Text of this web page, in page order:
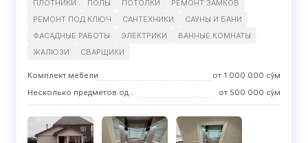
ПЛОТНИКИ ПОЛЫ ПОТОЛКИ
РЕМОНТ ЗАМКОВ
РЕМОНТ ПОД КЛЮЧ
САНТЕХНИКИ
САУНЫ И БАНИ
ФАСАДНЫЕ РАБОТЫ
ЭЛЕКТРИКИ
ВАННЫЕ КОМНАТЫ
ЖАЛЮЗИ
СВАРЩИКИ
Комплект мебели от 1 000 000 сўм
Несколько предметов одного вида
от 500 000 сўм